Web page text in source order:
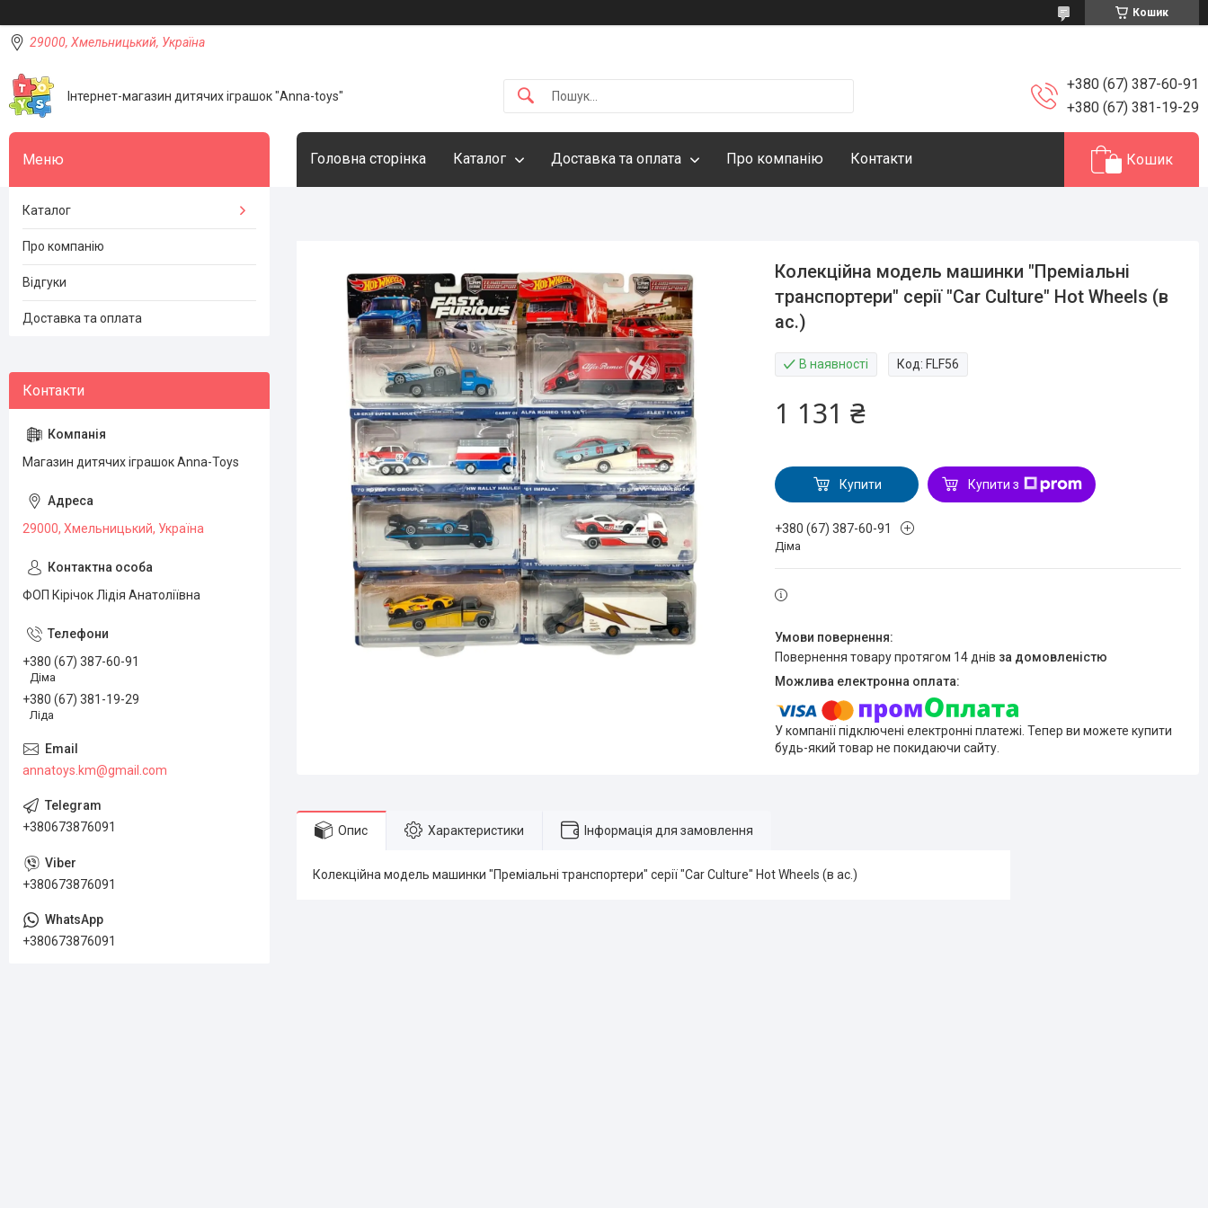
Кошик
29000, Хмельницький, Україна
Інтернет-магазин дитячих іграшок "Anna-toys"
+380 (67) 387-60-91
+380 (67) 381-19-29
Головна сторінка Каталог Доставка та оплата Про компанію Контакти Кошик
Колекційна модель машинки "Преміальні
транспортери" серії "Car Culture" Hot Wheels (в
ас.)
В наявності Код: FLF56
1 131 ₴
Купити Купити з
+380 (67) 387-60-91
Діма
повернення товару протягом 14 днів за домовленістю
У компанії підключені електронні платежі. Тепер ви можете купити
будь-який товар не покидаючи сайту.
Опис Характеристики Інформація для замовлення
Колекційна модель машинки "Преміальні транспортери" серії "Car Culture" Hot Wheels (в ас.)
Каталог
Про компанію
Відгуки
Доставка та оплата
Магазин дитячих іграшок Anna-Toys
29000, Хмельницький, Україна
ФОП Кірічок Лідія Анатоліївна
+380 (67) 387-60-91
Діма
+380 (67) 381-19-29
Ліда
annatoys.km@gmail.com
+380673876091
+380673876091
+380673876091